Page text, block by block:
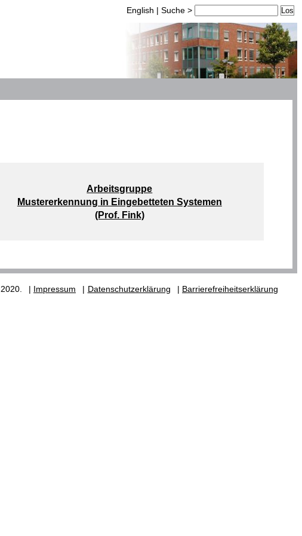
English |Suche>
Arbeitsgruppe
Mustererkennung in Eingebetteten Systemen
(Prof. Fink)
Impressum Datenschutzerklärung Barrierefreiheitserklärung